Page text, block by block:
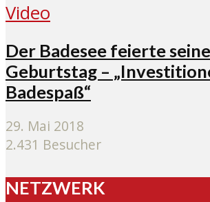
Video
Der Badesee feierte
Geburtstag –
Badespaß“
29. Mai 2018
2.431 Besucher
NETZWERK